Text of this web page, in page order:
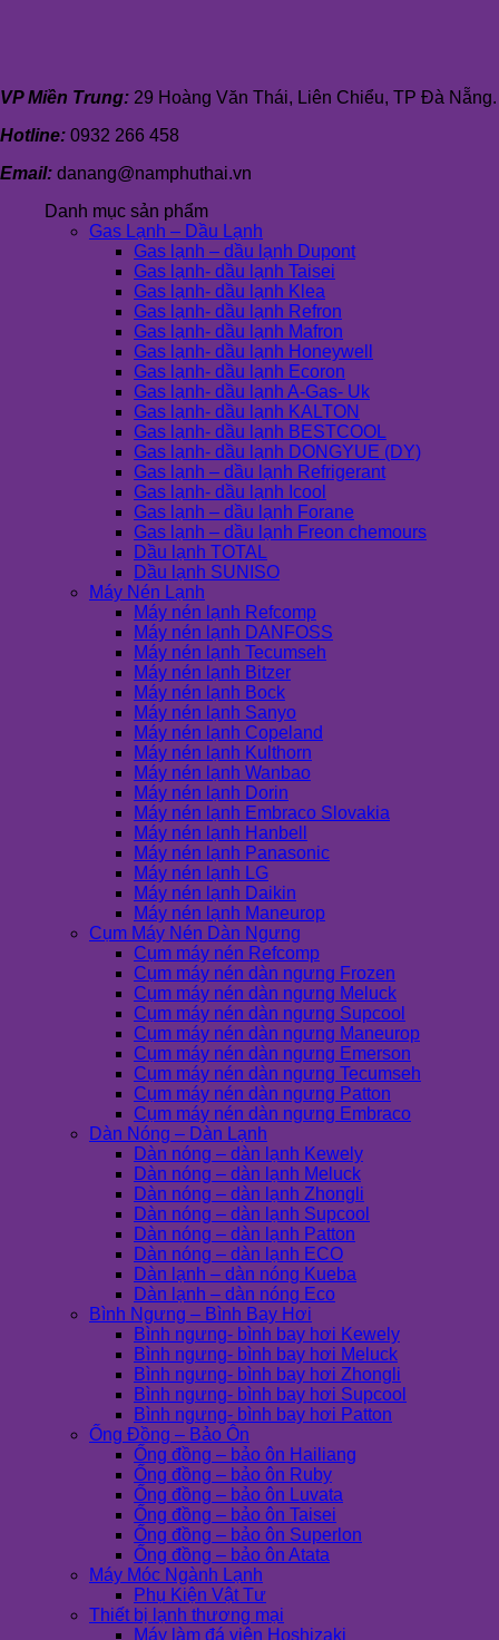
VP Miền Trung: 29 Hoàng Văn Thái, Liên Chiểu, TP Đà Nẵng.
Hotline: 0932 266 458
Email: danang@namphuthai.vn
Danh mục sản phẩm
Gas Lạnh – Dầu Lạnh
Gas lạnh – dầu lạnh Dupont
Gas lạnh- dầu lạnh Taisei
Gas lạnh- dầu lạnh Klea
Gas lạnh- dầu lạnh Refron
Gas lạnh- dầu lạnh Mafron
Gas lạnh- dầu lạnh Honeywell
Gas lạnh- dầu lạnh Ecoron
Gas lạnh- dầu lạnh A-Gas- Uk
Gas lạnh- dầu lạnh KALTON
Gas lạnh- dầu lạnh BESTCOOL
Gas lạnh- dầu lạnh DONGYUE (DY)
Gas lạnh – dầu lạnh Refrigerant
Gas lạnh- dầu lạnh Icool
Gas lạnh – dầu lạnh Forane
Gas lạnh – dầu lạnh Freon chemours
Dầu lạnh TOTAL
Dầu lạnh SUNISO
Máy Nén Lạnh
Máy nén lạnh Refcomp
Máy nén lạnh DANFOSS
Máy nén lạnh Tecumseh
Máy nén lạnh Bitzer
Máy nén lạnh Bock
Máy nén lạnh Sanyo
Máy nén lạnh Copeland
Máy nén lạnh Kulthorn
Máy nén lạnh Wanbao
Máy nén lạnh Dorin
Máy nén lạnh Embraco Slovakia
Máy nén lạnh Hanbell
Máy nén lạnh Panasonic
Máy nén lạnh LG
Máy nén lạnh Daikin
Máy nén lạnh Maneurop
Cụm Máy Nén Dàn Ngưng
Cụm máy nén Refcomp
Cụm máy nén dàn ngưng Frozen
Cụm máy nén dàn ngưng Meluck
Cụm máy nén dàn ngưng Supcool
Cụm máy nén dàn ngưng Maneurop
Cụm máy nén dàn ngưng Emerson
Cụm máy nén dàn ngưng Tecumseh
Cụm máy nén dàn ngưng Patton
Cụm máy nén dàn ngưng Embraco
Dàn Nóng – Dàn Lạnh
Dàn nóng – dàn lạnh Kewely
Dàn nóng – dàn lạnh Meluck
Dàn nóng – dàn lạnh Zhongli
Dàn nóng – dàn lạnh Supcool
Dàn nóng – dàn lạnh Patton
Dàn nóng – dàn lạnh ECO
Dàn lạnh – dàn nóng Kueba
Dàn lạnh – dàn nóng Eco
Bình Ngưng – Bình Bay Hơi
Bình ngưng- bình bay hơi Kewely
Bình ngưng- bình bay hơi Meluck
Bình ngưng- bình bay hơi Zhongli
Bình ngưng- bình bay hơi Supcool
Bình ngưng- bình bay hơi Patton
Ống Đồng – Bảo Ôn
Ống đồng – bảo ôn Hailiang
Ống đồng – bảo ôn Ruby
Ống đồng – bảo ôn Luvata
Ống đồng – bảo ôn Taisei
Ống đồng – bảo ôn Superlon
Ống đồng – bảo ôn Atata
Máy Móc Ngành Lạnh
Phụ Kiện Vật Tư
Thiết bị lạnh thương mại
Máy làm đá viên Hoshizaki